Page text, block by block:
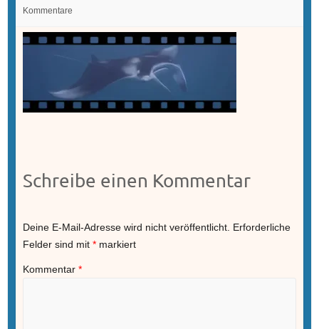
Kommentare
Schreibe einen Kommentar
Deine E-Mail-Adresse wird nicht veröffentlicht. Erforderliche
Felder sind mit *markiert
Kommentar *